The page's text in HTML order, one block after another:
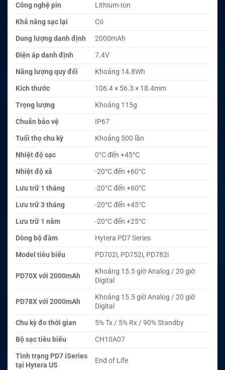
Công nghệ pin
Lithium-Ion
Khả năng sạc lại
Có
Dung lượng danh định
2000mAh
Điện áp danh định
7.4V
Năng lượng quy đổi
Khoảng 14.8Wh
Kích thước
106.4 × 56.3 × 18.4mm
Trọng lượng
Khoảng 115g
Chuẩn bảo vệ
IP67
Tuổi thọ chu kỳ
Khoảng 500 lần
Nhiệt độ sạc
0°C đến +45°C
Nhiệt độ xả
-20°C đến +60°C
Lưu trữ 1 tháng
-20°C đến +60°C
Lưu trữ 3 tháng
-20°C đến +45°C
Lưu trữ 1 năm
-20°C đến +25°C
Dòng bộ đàm
Hytera PD7 Series
Model tiêu biểu
PD702i, PD752i, PD782i
PD70X với 2000mAh
Khoảng 15.5 giờ Analog / 20 giờ
Digital
PD78X với 2000mAh
Khoảng 15.5 giờ Analog / 20 giờ
Digital
Chu kỳ đo thời gian
5% Tx / 5% Rx / 90% Standby
Bộ sạc tiêu biểu
CH10A07
Tình trạng PD7 iSeries
tại Hytera US
End of Life